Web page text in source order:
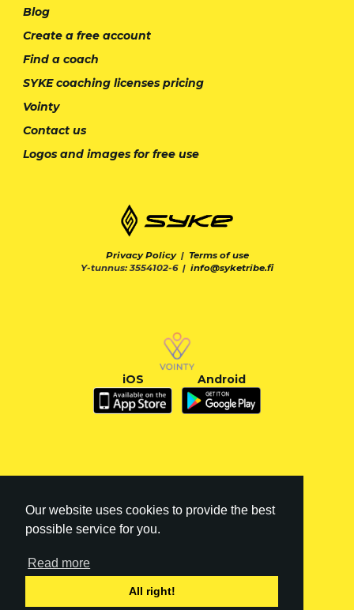
Our website uses cookies to provide the best
possible service for you.
Read more
All right!
Blog
Create a free account
Find a coach
SYKE coaching licenses pricing
Vointy
Contact us
Logos and images for free use
Privacy Policy| Terms of use
Y-tunnus: 3554102-6 | info@syketribe.fi
iOS Android